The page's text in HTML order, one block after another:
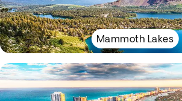
Mammoth Lakes